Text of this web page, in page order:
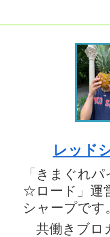
レッド
「きまぐれ
☆ロード」運
シャープです
共働きブロ